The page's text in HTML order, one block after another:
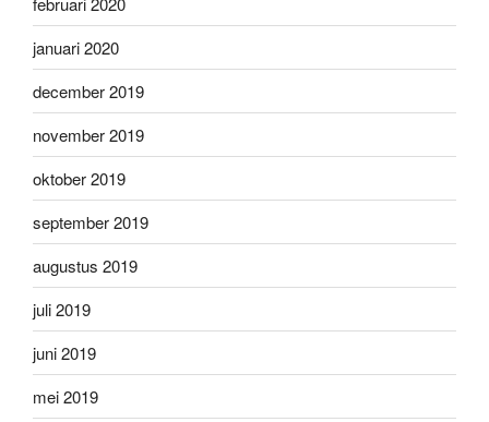
januari 2020
december 2019
november 2019
oktober 2019
september 2019
augustus 2019
juli 2019
juni 2019
mei 2019